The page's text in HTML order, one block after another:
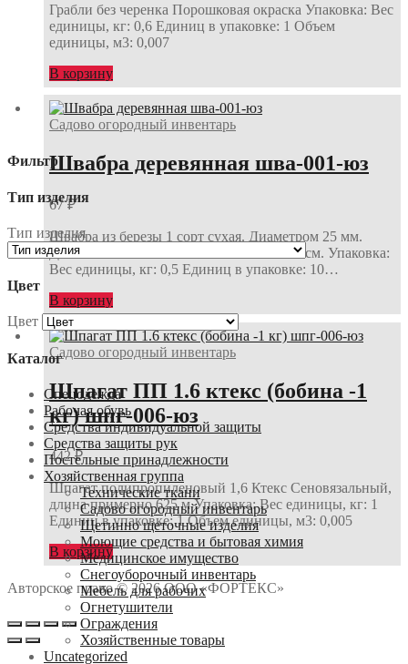
Грабли без черенка Порошковая окраска Упаковка: Вес
единицы, кг: 0,6 Единиц в упаковке: 1 Объем
единицы, м3: 0,007
В корзину
Садово огородный инвентарь
Швабра деревянная шва-001-юз
67₽
Швабра из березы 1 сорт сухая. Диаметром 25 мм.
Длина 117-120 см. Нижняя планка 30-35 см. Упаковка:
Вес единицы, кг: 0,5 Единиц в упаковке: 10…
В корзину
Садово огородный инвентарь
Шпагат ПП 1.6 ктекс (бобина -1
кг) шпг-006-юз
442₽
Шпагат полипропиленовый 1,6 Ктекс Сеновязальный,
длина примерно 625 м Упаковка: Вес единицы, кг: 1
Единиц в упаковке: 1 Объем единицы, м3: 0,005
В корзину
Авторское право © 2026 ООО «ФОРТЕКС»
Фильтр
Тип изделия
Тип изделия
Цвет
Цвет
Каталог
Спецодежда
Рабочая обувь
Средства индивидуальной защиты
Средства защиты рук
Постельные принадлежности
Хозяйственная группа
Технические ткани
Садово огородный инвентарь
Щетинно щеточные изделия
Моющие средства и бытовая химия
Медицинское имущество
Снегоуборочный инвентарь
Мебель для рабочих
Огнетушители
Ограждения
Хозяйственные товары
Uncategorized